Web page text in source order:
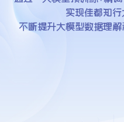
实现佳都知
不断提升大模型数据理